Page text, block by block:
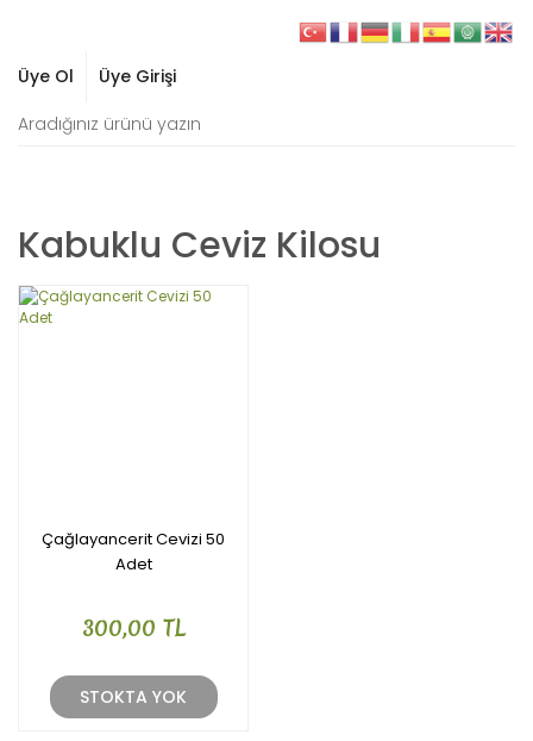
Üye Ol Üye Girişi
Kabuklu Ceviz Kilosu
Çağlayancerit Cevizi 50
Adet
300,00 TL
STOKTA YOK